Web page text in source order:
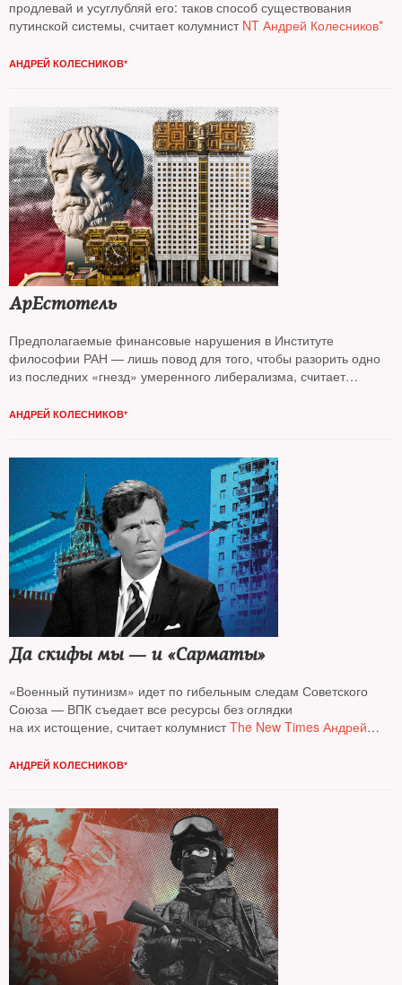
продлевай и усуглубляй его: таков способ существования
путинской системы, считает колумнистNT Андрей Колесников*
АНДРЕЙ КОЛЕСНИКОВ*
АрЕстотель
Предполагаемые финансовые нарушения в Институте
философии РАН — лишь повод для того, чтобы разорить одно
из последних «гнезд» умеренного либерализма, считает
АНДРЕЙ КОЛЕСНИКОВ*
Да скифы мы — и «Сарматы»
«Военный путинизм» идет по гибельным следам Советского
Союза — ВПК съедает все ресурсы без оглядки
на их истощение, считает колумнистThe New Times Андрей
АНДРЕЙ КОЛЕСНИКОВ*